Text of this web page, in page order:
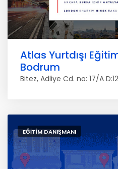
Atlas Yurtdışı
Bodrum
Bitez, Adliye Cd. no: 17/A
EĞITIM DANIŞMANI